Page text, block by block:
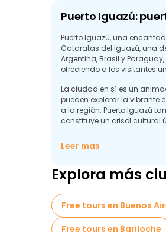
Puerto Iguazú:
Puerto Iguazú, una
Cataratas del Iguazú, una
Argentina, Brasil y
ofreciendo a los visitantes
La ciudad en sí es un
pueden explorar la
a la región. Puerto Iguazú
constituye un crisol cultural
de 250 saltos de agua que
flora y fauna.
Leer mas
Explora más
Free tours en Buenos
Free tours en Bariloche